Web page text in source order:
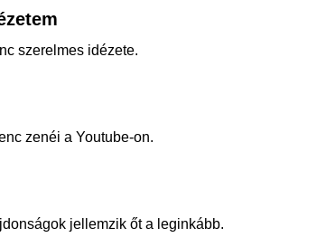
szerelmes idézete.
zenéi a Youtube-on.
jellemzik őt a leginkább.